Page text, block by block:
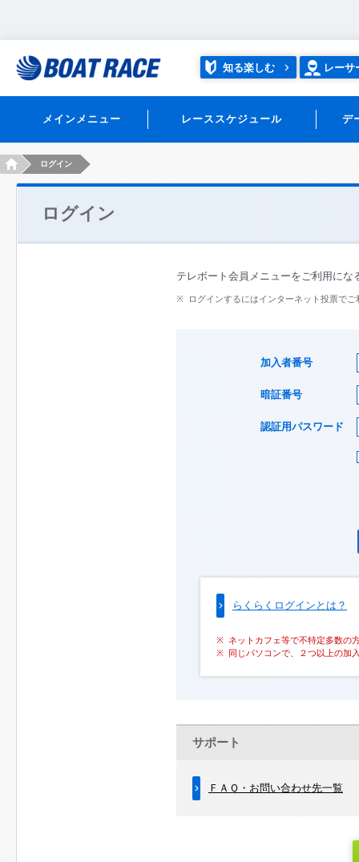
知る楽しむ レーサ
メインメニュー レーススケジュール デ
HOMEログイン
ログイン
テレボート会員メニューをご利用にな
ログインするにはインターネット投票で
加入者番号
暗証番号
認証用パスワード
らくらくログインとは？
ネットカフェ等で不特定多数の
同じパソコンで、２つ以上の加
サポート
ＦＡＱ・お問い合わせ先一覧